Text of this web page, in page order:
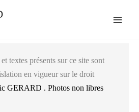
textes présents sur ce site sont
en vigueur sur le droit
GERARD . Photos non libres